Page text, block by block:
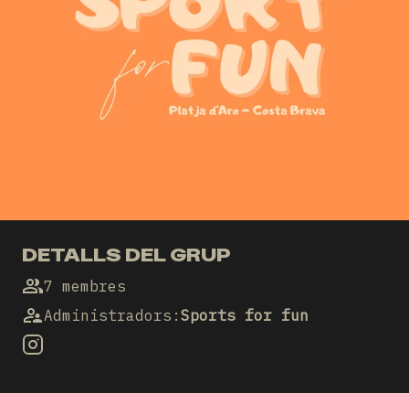
DETALLS DEL GRUP
7 membres
Administradors : Sports for fun